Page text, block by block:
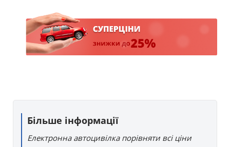
Більше інформації
Електронна автоцивілка порівняти всі ціни